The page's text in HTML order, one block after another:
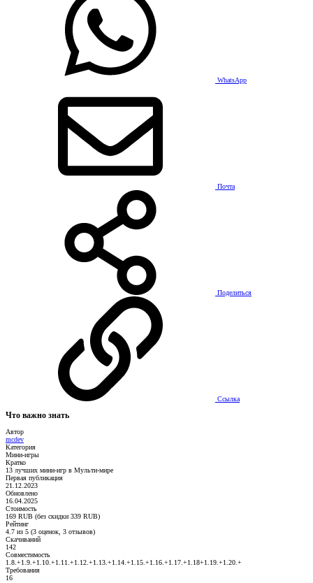
WhatsApp
Почта
Поделиться
Ссылка
Что важно знать
Автор
mcdev
Категория
Мини-игры
Кратко
13 лучших мини-игр в Мульти-мире
Первая публикация
21.12.2023
Обновлено
16.04.2025
Стоимость
169 RUB (без скидки 339 RUB)
Рейтинг
4.7 из 5 (3 оценок, 3 отзывов)
Скачиваний
142
Совместимость
1.8.+1.9.+1.10.+1.11.+1.12.+1.13.+1.14.+1.15.+1.16.+1.17.+1.18+1.19.+1.20.+
Требования
16